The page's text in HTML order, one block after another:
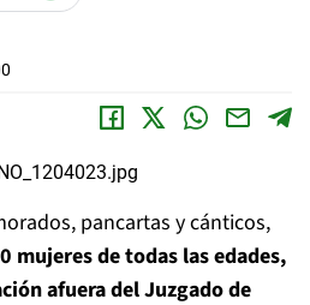
pancartas y cánticos,
mujeres de todas las edades,
afuera del Juzgado de